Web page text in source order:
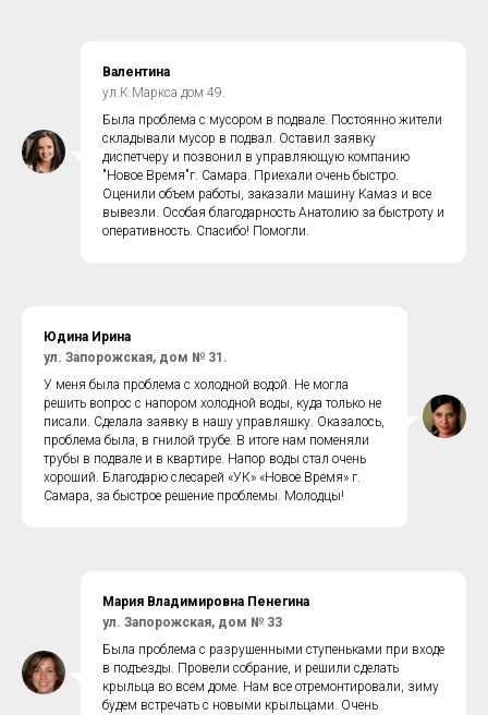
Валентина
ул.К.Маркса дом 49.
Была проблема с мусором в подвале. Постоянно жители
складывали мусор в подвал. Оставил заявку
диспетчеру и позвонил в управляющую компанию
"Новое Время"г. Самара. Приехали очень быстро.
Оценили объем работы, заказали машину Камаз и все
вывезли. Особая благодарность Анатолию за быстроту и
оперативность. Спасибо! Помогли.
Юдина Ирина
ул. Запорожская, дом № 31.
У меня была проблема с холодной водой. Не могла
решить вопрос с напором холодной воды, куда только не
писали. Сделала заявку в нашу управляшку. Оказалось,
проблема была, в гнилой трубе. В итоге нам поменяли
трубы в подвале и в квартире. Напор воды стал очень
хороший. Благодарю слесарей «УК» «Новое Время» г.
Самара, за быстрое решение проблемы. Молодцы!
Мария Владимировна Пенегина
ул. Запорожская, дом № 33
Была проблема с разрушенными ступеньками при входе
в подъезды. Провели собрание, и решили сделать
крыльца во всем доме. Нам все отремонтировали, зиму
будем встречать с новыми крыльцами. Очень